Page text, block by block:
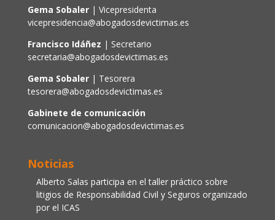
Gema Sobaler | Vicepresidenta
vicepresidencia@abogadosdevictimas.es
Francisco Idáñez | Secretario
secretaria@abogadosdevictimas.es
Gema Sobaler| Tesorera
tesorera@abogadosdevictimas.es
Gabinete de comunicación
comunicacion@abogadosdevictimas.es
Noticias
Alberto Salas participa en el taller práctico sobre
litigios de Responsabilidad Civil y Seguros organizado
por el ICAS